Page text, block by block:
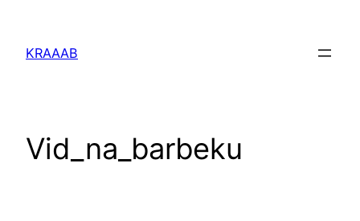
содержимому
KRAAAB
Vid_na_barbeku